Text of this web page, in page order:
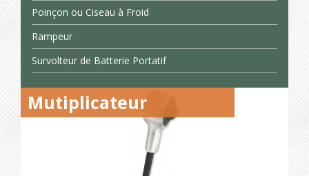
Poinçon ou Ciseau à Froid
Rampeur
Survolteur de Batterie Portatif
Mutiplicateur